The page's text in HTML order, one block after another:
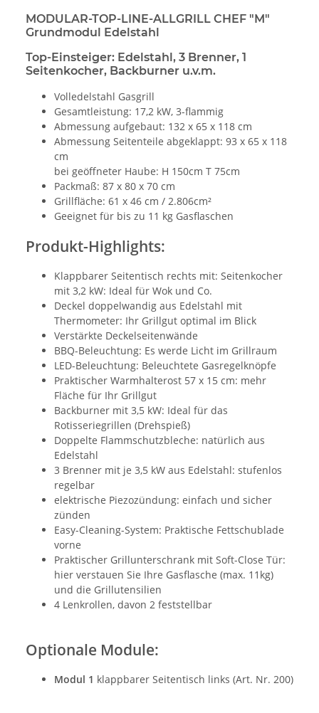
MODULAR-TOP-LINE-ALLGRILL CHEF "M"
Grundmodul Edelstahl
Top-Einsteiger: Edelstahl, 3 Brenner, 1
Seitenkocher, Backburner u.v.m.
Volledelstahl Gasgrill
Gesamtleistung: 17,2 kW, 3-flammig
Abmessung aufgebaut: 132 x 65 x 118 cm
Abmessung Seitenteile abgeklappt: 93 x 65 x 118
cm
bei geöffneter Haube: H 150cm T 75cm
Packmaß: 87 x 80 x 70 cm
Grillfläche: 61 x 46 cm / 2.806cm²
Geeignet für bis zu 11 kg Gasflaschen
Produkt-Highlights:
Klappbarer Seitentisch rechts mit: Seitenkocher
mit 3,2 kW: Ideal für Wok und Co.
Deckel doppelwandig aus Edelstahl mit
Thermometer: Ihr Grillgut optimal im Blick
Verstärkte Deckelseitenwände
BBQ-Beleuchtung: Es werde Licht im Grillraum
LED-Beleuchtung: Beleuchtete Gasregelknöpfe
Praktischer Warmhalterost 57 x 15 cm: mehr
Fläche für Ihr Grillgut
Backburner mit 3,5 kW: Ideal für das
Rotisseriegrillen (Drehspieß)
Doppelte Flammschutzbleche: natürlich aus
Edelstahl
3 Brenner mit je 3,5 kW aus Edelstahl: stufenlos
regelbar
elektrische Piezozündung: einfach und sicher
zünden
Easy-Cleaning-System: Praktische Fettschublade
vorne
Praktischer Grillunterschrank mit Soft-Close Tür:
hier verstauen Sie Ihre Gasflasche (max. 11kg)
und die Grillutensilien
4 Lenkrollen, davon 2 feststellbar
Optionale Module:
Modul 1 klappbarer Seitentisch links (Art. Nr. 200)